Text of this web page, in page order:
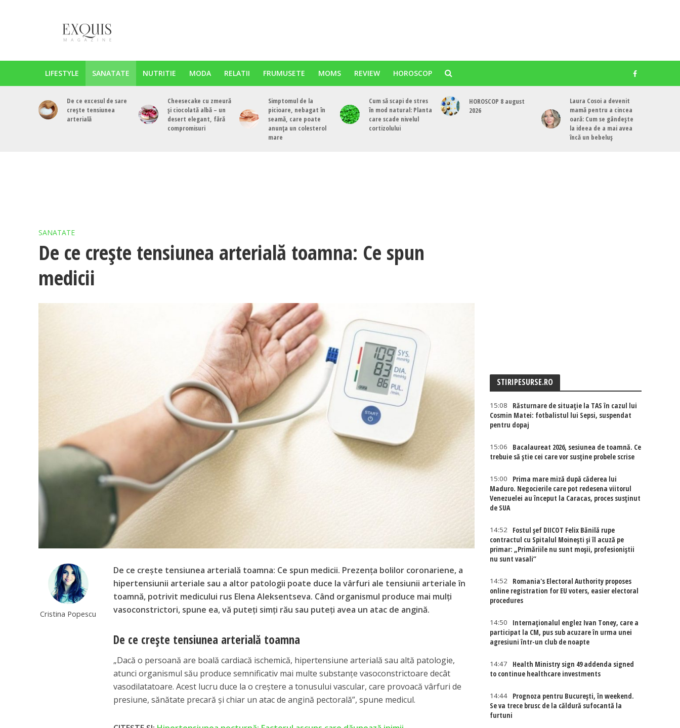
LIFESTYLE SANATATE NUTRITIE MODA RELATII FRUMUSETE MOMS REVIEW HOROSCOP
De ce excesul de sare
crește tensiunea
arterială
Cheesecake cu zmeură
și ciocolată albă – un
desert elegant, fără
compromisuri
Simptomul de la
picioare, nebagat în
seamă, care poate
anunța un colesterol
mare
Cum să scapi de stres
în mod natural: Planta
care scade nivelul
cortizolului
HOROSCOP 8 august
2026
Laura Cosoi a devenit
mamă pentru a cincea
oară: Cum se gândește
la ideea de a mai avea
încă un bebeluș
SANATATE
De ce crește tensiunea arterială toamna: Ce spun
medicii
Cristina Popescu
De ce crește tensiunea arterială toamna: Ce spun medicii. Prezența bolilor coronariene, a
hipertensiunii arteriale sau a altor patologii poate duce la vârfuri ale tensiunii arteriale în
toamnă, potrivit medicului rus Elena Aleksentseva. Când organismul produce mai mulți
vasoconstrictori, spune ea, vă puteți simți rău sau puteți avea un atac de angină.
De ce crește tensiunea arterială toamna
„Dacă o persoană are boală cardiacă ischemică, hipertensiune arterială sau altă patologie,
atunci organismul său produce semnificativ mai multe substanțe vasoconstrictoare decât
vasodilatatoare. Acest lucru duce la o creștere a tonusului vascular, care provoacă vârfuri de
presiune, sănătate precară și chiar un atac de angină pectorală”, spune medicul.
STIRIPESURSE.RO
15:08
Răsturnare de situație la TAS în cazul lui
Cosmin Matei: fotbalistul lui Sepsi, suspendat
pentru dopaj
15:06
Bacalaureat 2026, sesiunea de toamnă. Ce
trebuie să știe cei care vor susține probele scrise
15:00
Prima mare miză după căderea lui
Maduro. Negocierile care pot redesena viitorul
Venezuelei au început la Caracas, proces susținut
de SUA
14:52
Fostul șef DIICOT Felix Bănilă rupe
contractul cu Spitalul Moinești și îl acuză pe
primar: „Primăriile nu sunt moșii, profesioniștii
nu sunt vasali”
14:52
Romania's Electoral Authority proposes
online registration for EU voters, easier electoral
procedures
14:50
Internaţionalul englez Ivan Toney, care a
participat la CM, pus sub acuzare în urma unei
agresiuni într-un club de noapte
14:47
Health Ministry sign 49 addenda signed
to continue healthcare investments
14:44
Prognoza pentru București, în weekend.
Se va trece brusc de la căldură sufocantă la
furtuni